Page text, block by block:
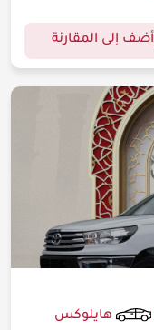
أضف إلى المقارنة
هايلوكس